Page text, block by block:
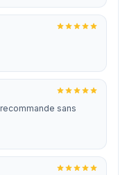
sans